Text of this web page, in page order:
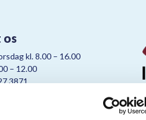
os
kl. 8.00 – 16.00
– 12.00
3871